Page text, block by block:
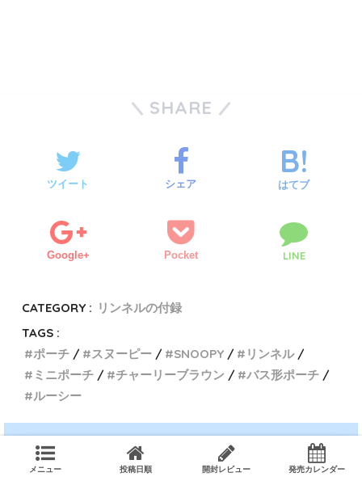
SHARE
ツイート シェア はてブ
Google+ Pocket LINE
CATEGORY : リンネルの付録
TAGS :
ポーチ
スヌーピー SNOOPY
リンネル
ミニポーチ
チャーリーブラウン
バス形ポーチ
ルーシー
私が書いたレビュー
メニュー 投稿日順 開封レビュー 発売カレンダー